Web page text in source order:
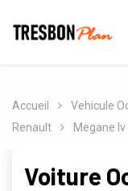
Accueil Vehicule
Renault
Megane Iv
Voiture